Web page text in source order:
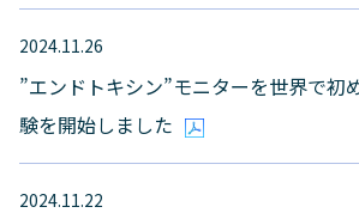
2024.11.26
”エンドトキシン”モニターを世界で初
験を開始しました
2024.11.22